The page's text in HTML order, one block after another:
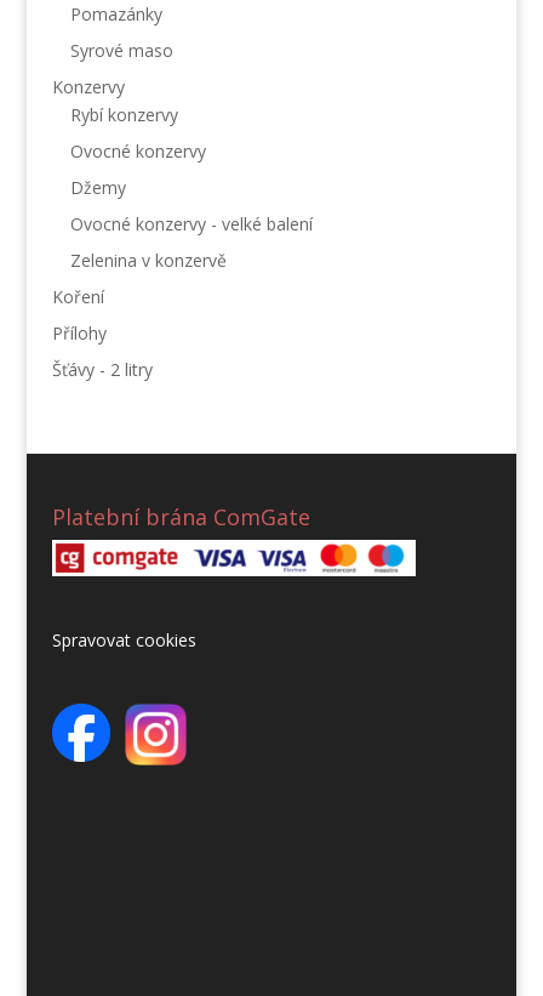
Pomazánky
Syrové maso
Konzervy
Rybí konzervy
Ovocné konzervy
Džemy
Ovocné konzervy - velké balení
Zelenina v konzervě
Koření
Přílohy
Šťávy - 2 litry
Platební brána ComGate
Spravovat cookies